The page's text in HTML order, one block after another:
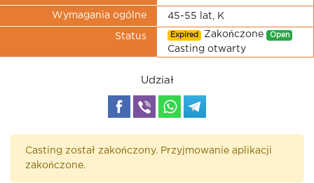
Wymagania ogólne 45-55 lat, K
Status Expired Zakończone Open
Casting otwarty
Udział
Casting został zakończony. Przyjmowanie aplikacji
zakończone.